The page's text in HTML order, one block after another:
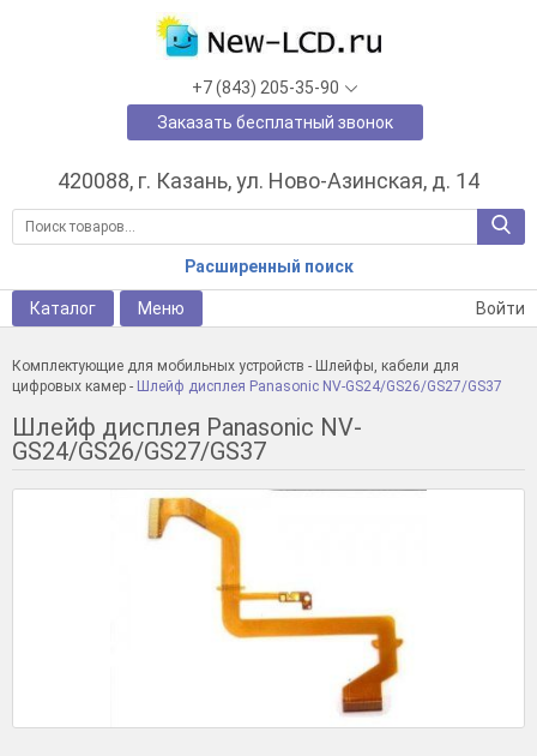
420088, г. Казань, ул. Ново-Азинская, д. 14
Расширенный поиск
+7 (843) 205-35-90
Заказать бесплатный звонок
Каталог Меню Войти
Комплектующие для мобильных устройств - Шлейфы, кабели для
цифровых камер - Шлейф дисплея Panasonic NV-GS24/GS26/GS27/GS37
Шлейф дисплея Panasonic NV-
GS24/GS26/GS27/GS37